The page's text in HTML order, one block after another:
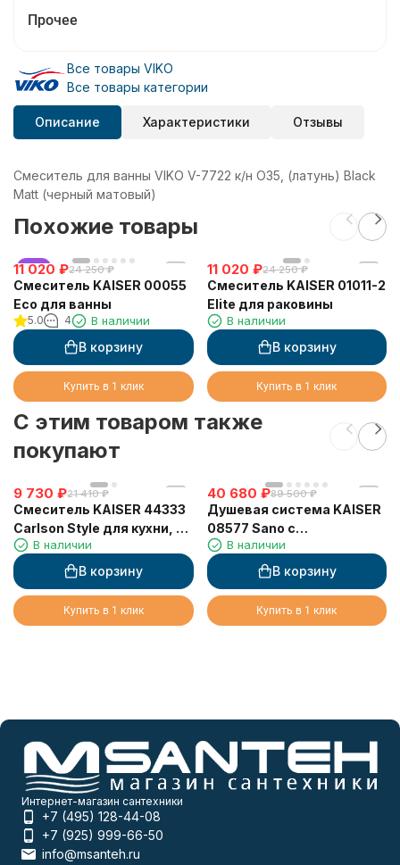
Прочее
Все товары VIKO
Все товары категории
Описание Характеристики Отзывы
Смеситель для ванны VIKO V-7722 к/н O35, (латунь) Black
Matt (черный матовый)
Похожие товары
хит
11 020 ₽24 250 ₽
Смеситель KAISER 00055
Eco для ванны
5.0 4 В наличии
В корзину
Купить в 1 клик
11 020 ₽24 250 ₽
Смеситель KAISER 01011-2
Elite для раковины
В наличии
В корзину
Купить в 1 клик
C этим товаром также
покупают
9 730 ₽21 410 ₽
Смеситель KAISER 44333
Carlson Style для кухни, с
краном для питьевой
воды, хром
В наличии
В корзину
Купить в 1 клик
40 680 ₽89 500 ₽
Душевая система KAISER
08577 Sano с
термостатом, скрытого
монтажа (кронштейн
0160)
В наличии
В корзину
Купить в 1 клик
Интернет-магазин сантехники
+7 (495) 128-44-08
+7 (925) 999-66-50
info@msanteh.ru